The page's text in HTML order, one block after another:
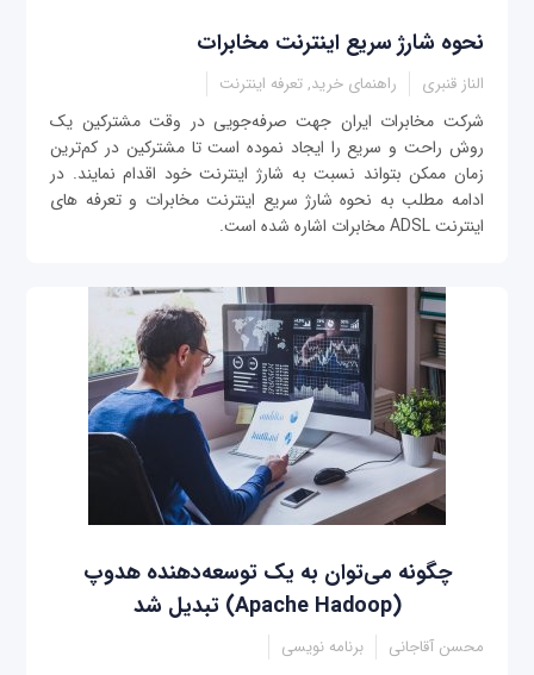
نحوه شارژ سریع اینترنت مخابرات
الناز قنبری راهنمای خرید, تعرفه اینترنت
شرکت مخابرات ایران جهت صرفه‌جويی در وقت مشترکین يک
روش راحت و سریع را ایجاد نموده است تا مشترکین در كم‌ترين
زمان ممكن بتواند نسبت به شارژ اينترنت خود اقدام نمايند. در
ادامه مطلب به نحوه شارژ سریع اینترنت مخابرات و تعرفه های
اینترنت ADSL مخابرات اشاره شده است.
چگونه می‌توان به یک توسعه‌دهنده هدوپ
(Apache Hadoop) تبدیل شد
محسن آقاجانی برنامه نویسی